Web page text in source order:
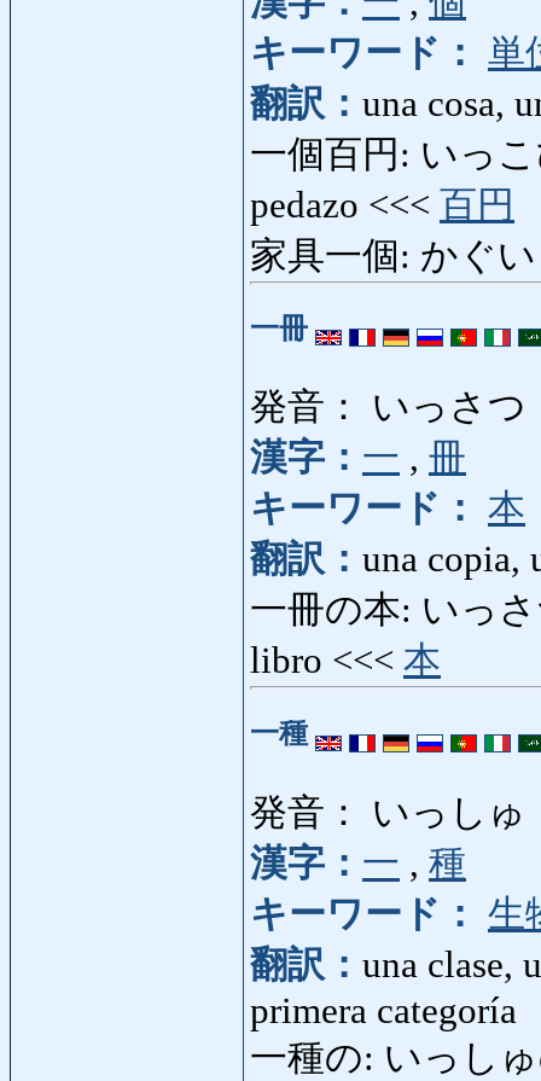
キーワード： 単
翻訳： una cosa,
一個百円: いっこ
pedazo <<< 百円
家具一個: かぐ
一冊
発音： いっさつ
漢字： 一 , 冊
キーワード： 本
翻訳： una copia,
一冊の本: いっ
libro <<< 本
一種
発音： いっしゅ
漢字： 一 , 種
キーワード： 生
翻訳： una clase,
primera categoría
一種の: いっしゅ